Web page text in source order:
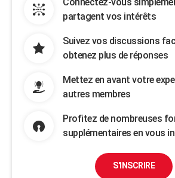
partagent vos intérêts
Suivez vos discussions
obtenez plus de réponses
Mettez en avant votre
autres membres
Profitez de nombreuses
supplémentaires en vous
S'INSCRIRE